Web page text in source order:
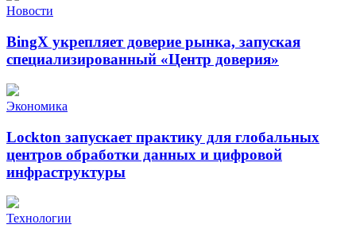
Новости
BingX укрепляет доверие рынка, запуская
специализированный «Центр доверия»
Экономика
Lockton запускает практику для глобальных
центров обработки данных и цифровой
инфраструктуры
Технологии